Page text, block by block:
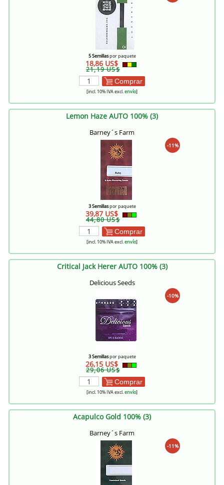
5 Semillaspor paquete
18,86 US$
21,19 US$
Comprar
[incl. 10% IVA excl.envío]
Lemon Haze AUTO 100% (3)
Barney´s Farm
-11%
3 Semillaspor paquete
39,87 US$
44,80 US$
Comprar
[incl. 10% IVA excl.envío]
Critical Jack Herer AUTO 100% (3)
Delicious Seeds
-10%
3 Semillaspor paquete
26,15 US$
29,06 US$
Comprar
[incl. 10% IVA excl.envío]
Acapulco Gold 100% (3)
Barney´s Farm
-11%